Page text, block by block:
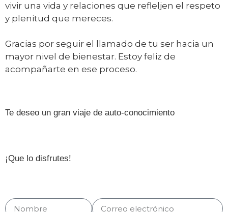
vivir una vida y relaciones que refleljen el respeto
y plenitud que mereces.
Gracias por seguir el llamado de tu ser hacia un
mayor nivel de bienestar. Estoy feliz de
acompañarte en ese proceso.
Te deseo un gran viaje de auto-conocimiento
¡Que lo disfrutes!